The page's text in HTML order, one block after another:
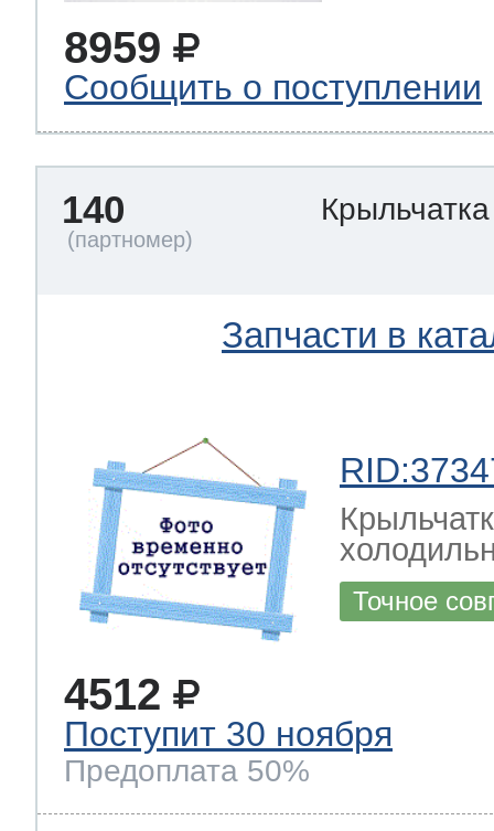
8959
Сообщить о поступлении
140
Запчасти в
Точное
4512
Поступит 30 ноября
Предоплата 50%